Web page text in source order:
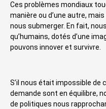
Ces problèmes mondiaux
manière ou d’une autre,
nous submerger. En fait,
qu’humains, dotés d’une
pouvons innover et survivre.
S’il nous était impossible de
demande sont en équilibre,
de politiques nous